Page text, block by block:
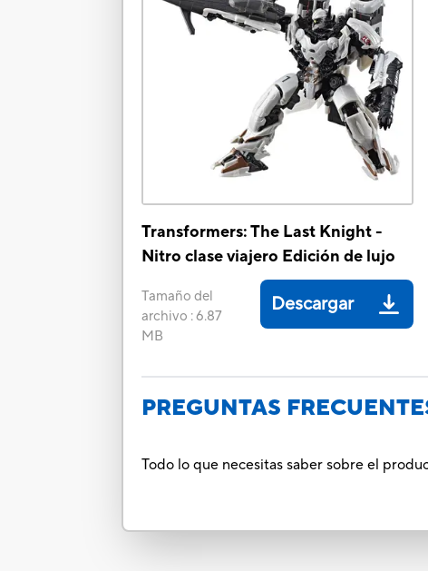
Transformers: The Last Knight -
Nitro clase viajero Edición de lujo
Tamaño del
archivo :6.87
MB
Descargar
PREGUNTAS
Todo lo que necesitas saber sobre el